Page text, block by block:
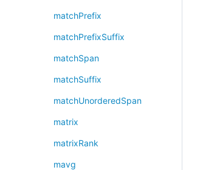
matchPrefix
matchPrefixSuffix
matchSpan
matchSuffix
matchUnorderedSpan
matrix
matrixRank
mavg